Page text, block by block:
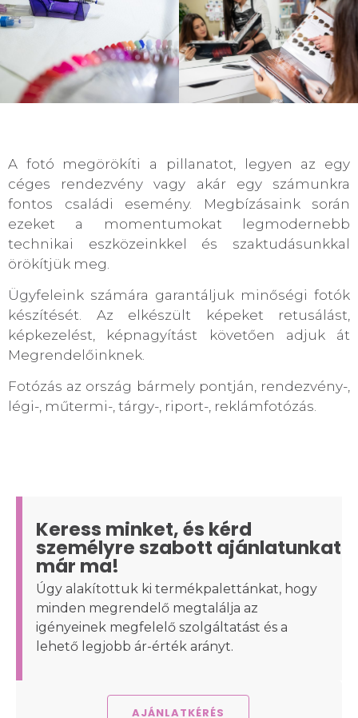
A fotó megörökíti a pillanatot, legyen az egy
céges rendezvény vagy akár egy számunkra
fontos családi esemény. Megbízásaink során
ezeket a momentumokat legmodernebb
technikai eszközeinkkel és szaktudásunkkal
örökítjük meg.
Ügyfeleink számára garantáljuk minőségi fotók
készítését. Az elkészült képeket retusálást,
képkezelést, képnagyítást követően adjuk át
Megrendelőinknek.
Fotózás az ország bármely pontján, rendezvény-,
légi-, műtermi-, tárgy-, riport-, reklámfotózás.
Keress minket, és kérd
személyre szabott ajánlatunkat
már ma!
Úgy alakítottuk ki termékpalettánkat, hogy
minden megrendelő megtalálja az
igényeinek megfelelő szolgáltatást és a
lehető legjobb ár-érték arányt.
AJÁNLATKÉRÉS